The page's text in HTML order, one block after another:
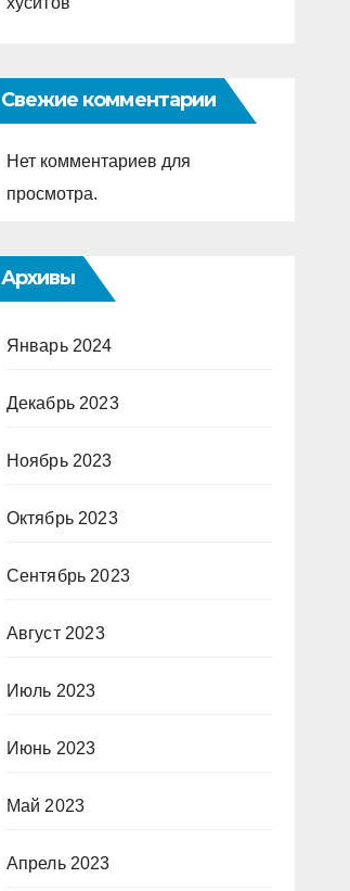
Свежие комментарии
Нет комментариев для
просмотра.
Архивы
Январь 2024
Декабрь 2023
Ноябрь 2023
Октябрь 2023
Сентябрь 2023
Август 2023
Июль 2023
Июнь 2023
Май 2023
Апрель 2023